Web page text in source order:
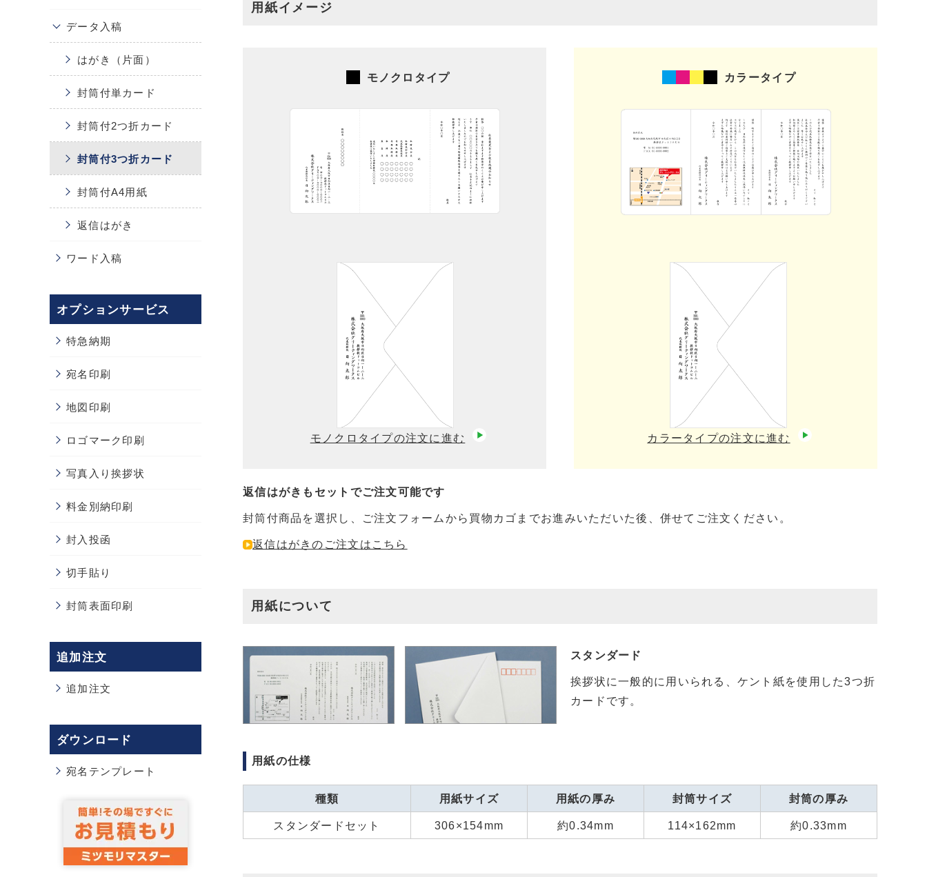
用紙イメージ
モノクロタイプ
モノクロタイプの注文に進む
カラータイプ
カラータイプの注文に進む
返信はがきもセットでご注文可能です
封筒付商品を選択し、ご注文フォームから買物カゴまでお進みいただいた後、併せてご注文ください。
返信はがきのご注文はこちら
用紙について
スタンダード
挨拶状に一般的に用いられる、ケント紙を使用した3つ折
カードです。
用紙の仕様
種類 用紙サイズ 用紙の厚み 封筒サイズ 封筒の厚み
スタンダードセット 306×154mm 約0.34mm 114×162mm 約0.33mm
データ入稿
はがき（片面）
封筒付単カード
封筒付2つ折カード
封筒付3つ折カード
封筒付A4用紙
返信はがき
ワード入稿
オプションサービス
特急納期
宛名印刷
地図印刷
ロゴマーク印刷
写真入り挨拶状
料金別納印刷
封入投函
切手貼り
封筒表面印刷
追加注文
追加注文
ダウンロード
宛名テンプレート